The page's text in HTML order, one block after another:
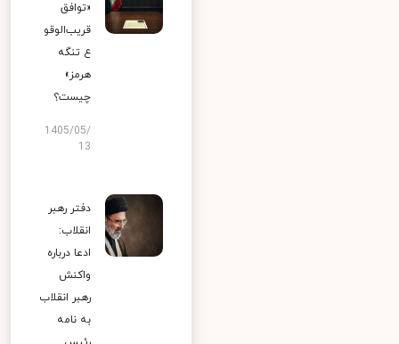
«توافق
قریب‌الوقو
ع تنگه
هرمز»
چیست؟
1405/05/
13
دفتر رهبر
انقلاب:
ادعا درباره
واکنش
رهبر انقلاب
به نامه